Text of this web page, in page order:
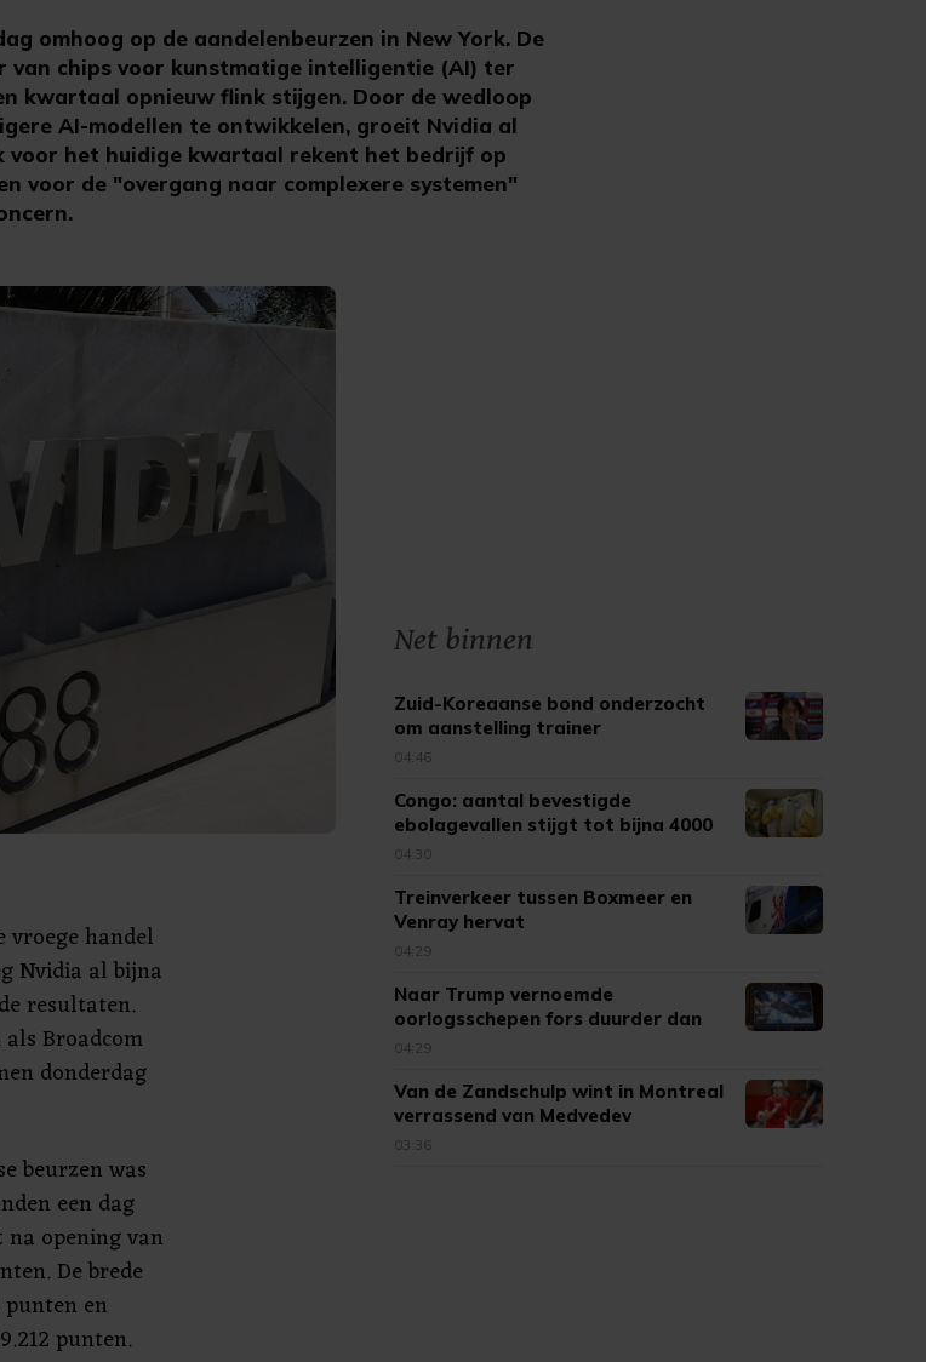
omhoog op de aandelenbeurzen in New York. De
chips voor kunstmatige intelligentie (AI) ter
kwartaal opnieuw flink stijgen. Door de wedloop
AI-modellen te ontwikkelen, groeit Nvidia al
het huidige kwartaal rekent het bedrijf op
voor de "overgang naar complexere systemen"
vroege handel
Nvidia al bijna
resultaten.
Broadcom
donderdag
beurzen was
een dag
na opening van
De brede
en
punten.
Net binnen
Zuid-Koreaanse bond onderzocht
om aanstelling trainer
04:46
Congo: aantal bevestigde
ebolagevallen stijgt tot bijna 4000
04:30
Treinverkeer tussen Boxmeer en
Venray hervat
04:29
Naar Trump vernoemde
oorlogsschepen fors duurder dan
verwacht
04:29
Van de Zandschulp wint in Montreal
verrassend van Medvedev
03:36